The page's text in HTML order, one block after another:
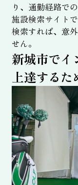
り、通勤経路で
施設検索サイト
検索すれば、意
せん。
新城市でイ
上達するた